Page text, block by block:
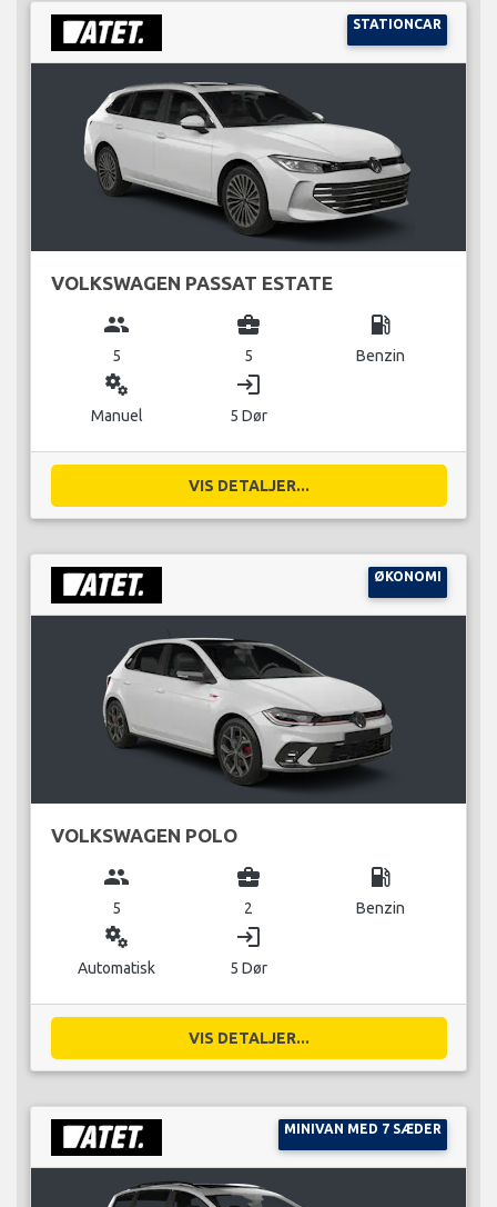
STATIONCAR
VOLKSWAGEN PASSAT ESTATE
group
5
business_center
5
local_gas_station
Benzin
miscellaneous_services
Manuel
login
5 Dør
VIS DETALJER...
ØKONOMI
VOLKSWAGEN POLO
group
5
business_center
2
local_gas_station
Benzin
miscellaneous_services
Automatisk
login
5 Dør
VIS DETALJER...
MINIVAN MED 7 SÆDER